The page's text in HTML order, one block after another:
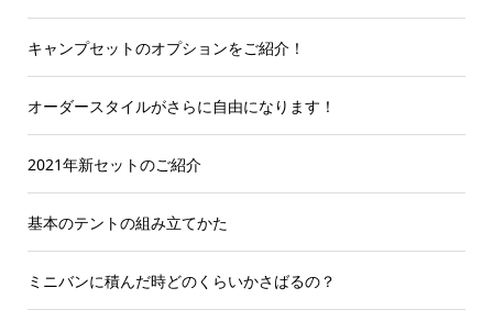
キャンプセットのオプションをご紹介！
オーダースタイルがさらに自由になります！
2021年新セットのご紹介
基本のテントの組み立てかた
ミニバンに積んだ時どのくらいかさばるの？